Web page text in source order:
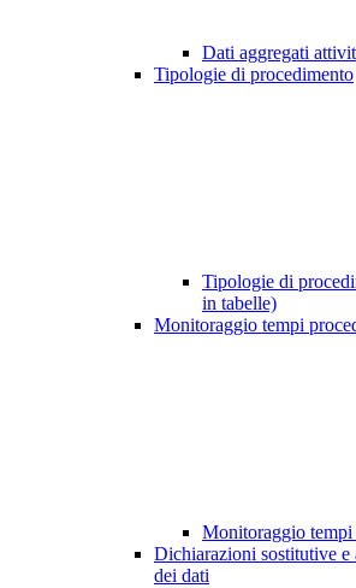
Dati aggregati
Tipologie di procedimento
Tipologie di
in tabelle)
Monitoraggio tempi
Monitoraggio tempi
Dichiarazioni sostitutive
dei dati